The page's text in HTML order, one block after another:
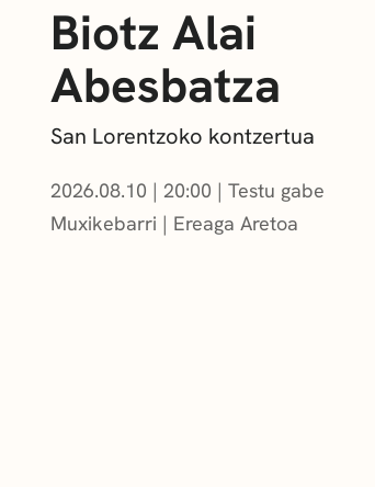
Biotz Alai
Abesbatza
San Lorentzoko kontzertua
2026.08.10 | 20:00
Testu gabe
Muxikebarri | Ereaga Aretoa